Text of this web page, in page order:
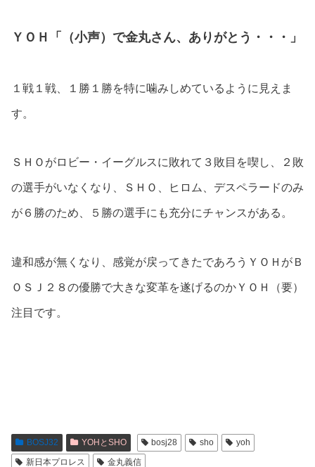
ＹＯＨ「（小声）で金丸さん、ありがとう・・・」
１戦１戦、１勝１勝を特に噛みしめているように見えま
す。
ＳＨＯがロビー・イーグルスに敗れて３敗目を喫し、２敗
の選手がいなくなり、ＳＨＯ、ヒロム、デスペラードのみ
が６勝のため、５勝の選手にも充分にチャンスがある。
違和感が無くなり、感覚が戻ってきたであろうＹＯＨがＢ
ＯＳＪ２８の優勝で大きな変革を遂げるのかＹＯＨ（要）
注目です。
BOSJ32 YOHとSHO bosj28 sho
yoh
新日本プロレス
金丸義信